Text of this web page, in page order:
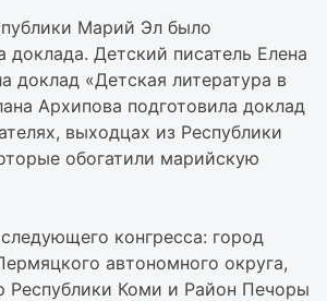
Марий Эл было
доклада. Детский писатель Елена
доклад «Детская литература в
Архипова подготовила доклад
выходцах из Республики
обогатили марийскую
конгресса: город
автономного округа,
Республики Коми и Район Печоры